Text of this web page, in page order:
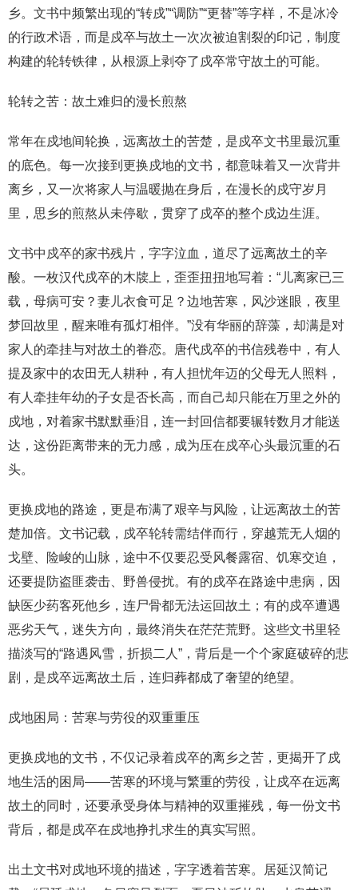
乡。文书中频繁出现的“转戍”“调防”“更替”等字样，不是冰冷
的行政术语，而是戍卒与故土一次次被迫割裂的印记，制度
构建的轮转铁律，从根源上剥夺了戍卒常守故土的可能。
轮转之苦：故土难归的漫长煎熬
常年在戍地间轮换，远离故土的苦楚，是戍卒文书里最沉重
的底色。每一次接到更换戍地的文书，都意味着又一次背井
离乡，又一次将家人与温暖抛在身后，在漫长的戍守岁月
里，思乡的煎熬从未停歇，贯穿了戍卒的整个戍边生涯。
文书中戍卒的家书残片，字字泣血，道尽了远离故土的辛
酸。一枚汉代戍卒的木牍上，歪歪扭扭地写着：“儿离家已三
载，母病可安？妻儿衣食可足？边地苦寒，风沙迷眼，夜里
梦回故里，醒来唯有孤灯相伴。”没有华丽的辞藻，却满是对
家人的牵挂与对故土的眷恋。唐代戍卒的书信残卷中，有人
提及家中的农田无人耕种，有人担忧年迈的父母无人照料，
有人牵挂年幼的子女是否长高，而自己却只能在万里之外的
戍地，对着家书默默垂泪，连一封回信都要辗转数月才能送
达，这份距离带来的无力感，成为压在戍卒心头最沉重的石
头。
更换戍地的路途，更是布满了艰辛与风险，让远离故土的苦
楚加倍。文书记载，戍卒轮转需结伴而行，穿越荒无人烟的
戈壁、险峻的山脉，途中不仅要忍受风餐露宿、饥寒交迫，
还要提防盗匪袭击、野兽侵扰。有的戍卒在路途中患病，因
缺医少药客死他乡，连尸骨都无法运回故土；有的戍卒遭遇
恶劣天气，迷失方向，最终消失在茫茫荒野。这些文书里轻
描淡写的“路遇风雪，折损二人”，背后是一个个家庭破碎的悲
剧，是戍卒远离故土后，连归葬都成了奢望的绝望。
戍地困局：苦寒与劳役的双重重压
更换戍地的文书，不仅记录着戍卒的离乡之苦，更揭开了戍
地生活的困局——苦寒的环境与繁重的劳役，让戍卒在远离
故土的同时，还要承受身体与精神的双重摧残，每一份文书
背后，都是戍卒在戍地挣扎求生的真实写照。
出土文书对戍地环境的描述，字字透着苦寒。居延汉简记